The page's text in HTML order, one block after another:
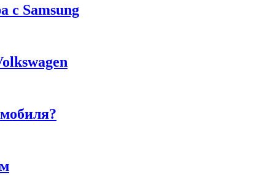
с Samsung